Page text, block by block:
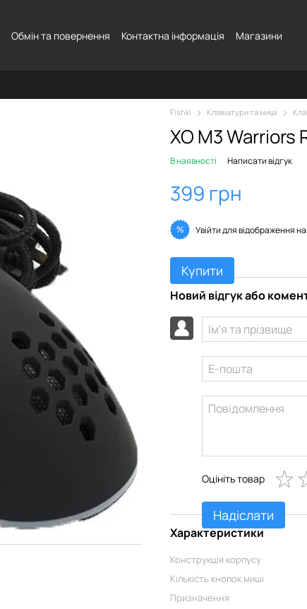
Обмін та повернення Контактна інформація Магазини
Fishki Клавіатури та миші
XO M3 Warriors
В наявності Написати відгук
399 грн
% Увійтидля відображення
Купити
Новий відгук або
Оцініть товар
Надіслати
Характеристики
Конструкція корпусу
Кількість кнопок миші
Призначення